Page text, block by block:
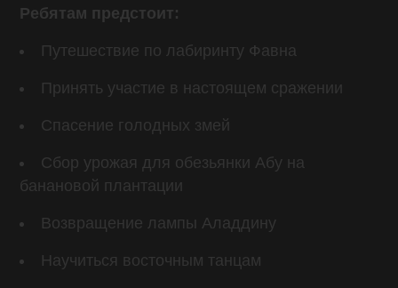
Ребятам предстоит:
Путешествие по лабиринту Фавна
Принять участие в настоящем сражении
Спасение голодных змей
Сбор урожая для обезьянки Абу на
банановой плантации
Возвращение лампы Аладдину
Научиться восточным танцам